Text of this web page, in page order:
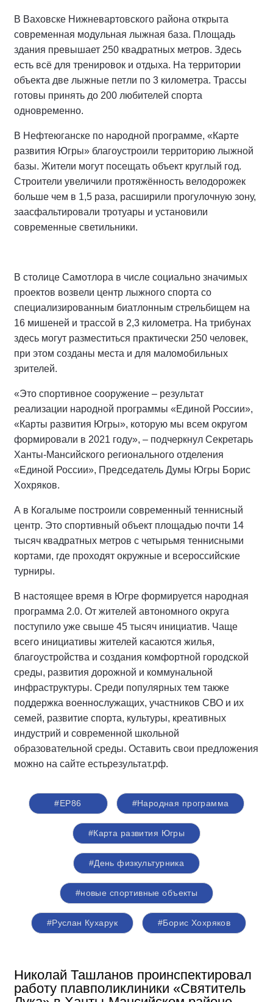
В Ваховске Нижневартовского района открыта
современная модульная лыжная база. Площадь
здания превышает 250 квадратных метров. Здесь
есть всё для тренировок и отдыха. На территории
объекта две лыжные петли по 3 километра. Трассы
готовы принять до 200 любителей спорта
одновременно.
В Нефтеюганске по народной программе, «Карте
развития Югры» благоустроили территорию лыжной
базы. Жители могут посещать объект круглый год.
Строители увеличили протяжённость велодорожек
больше чем в 1,5 раза, расширили прогулочную зону,
заасфальтировали тротуары и установили
современные светильники.
В столице Самотлора в числе социально значимых
проектов возвели центр лыжного спорта со
специализированным биатлонным стрельбищем на
16 мишеней и трассой в 2,3 километра. На трибунах
здесь могут разместиться практически 250 человек,
при этом созданы места и для маломобильных
зрителей.
«Это спортивное сооружение – результат
реализации народной программы «Единой России»,
«Карты развития Югры», которую мы всем округом
формировали в 2021 году», – подчеркнул Секретарь
Ханты-Мансийского регионального отделения
«Единой России», Председатель Думы Югры Борис
Хохряков.
А в Когалыме построили современный теннисный
центр. Это спортивный объект площадью почти 14
тысяч квадратных метров с четырьмя теннисными
кортами, где проходят окружные и всероссийские
турниры.
В настоящее время в Югре формируется народная
программа 2.0. От жителей автономного округа
поступило уже свыше 45 тысяч инициатив. Чаще
всего инициативы жителей касаются жилья,
благоустройства и создания комфортной городской
среды, развития дорожной и коммунальной
инфраструктуры. Среди популярных тем также
поддержка военнослужащих, участников СВО и их
семей, развитие спорта, культуры, креативных
индустрий и современной школьной
образовательной среды. Оставить свои предложения
можно на сайте естьрезультат.рф.
#ЕР86 #Народная программа
#Карта развития Югры
#День физкультурника
#новые спортивные объекты
#Руслан Кухарук #Борис Хохряков
Николай Ташланов проинспектировал
работу плавполиклиники «Святитель